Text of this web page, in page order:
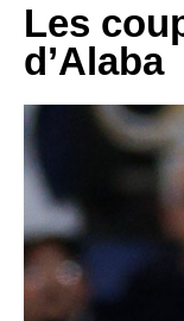
Les
d’Alaba